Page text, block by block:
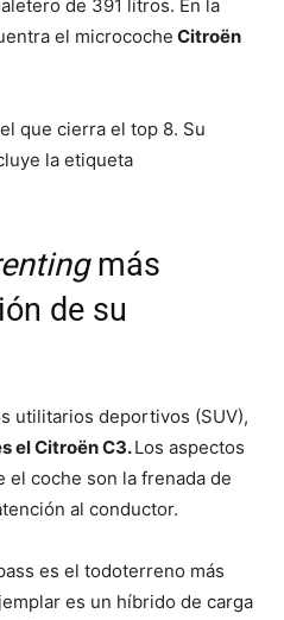
de 391 litros. En la
el microcoche Citroën
que cierra el top 8. Su
la etiqueta
más
de su
utilitarios deportivos (SUV),
el Citroën C3.Los aspectos
el coche son la frenada de
al conductor.
es el todoterreno más
es un híbrido de carga